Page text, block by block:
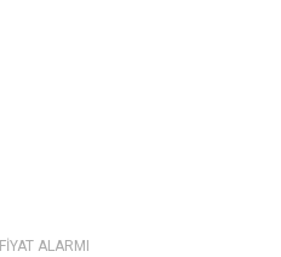
FİYAT ALARMI